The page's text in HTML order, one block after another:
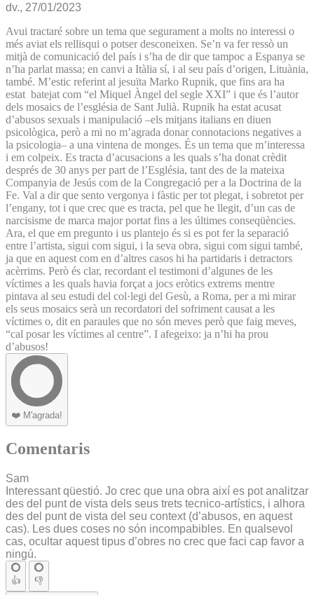
dv., 27/01/2023
Avui tractaré sobre un tema que segurament a molts no interessi o
més aviat els rellisqui o potser desconeixen. Se’n va fer ressò un
mitjà de comunicació del país i s’ha de dir que tampoc a Espanya se
n’ha parlat massa; en canvi a Itàlia sí, i al seu país d’origen, Lituània,
també. M’estic referint al jesuïta Marko Rupnik, que fins ara ha
estat batejat com “el Miquel Àngel del segle XXI” i que és l’autor
dels mosaics de l’església de Sant Julià. Rupnik ha estat acusat
d’abusos sexuals i manipulació –els mitjans italians en diuen
psicològica, però a mi no m’agrada donar connotacions negatives a
la psicologia– a una vintena de monges. És un tema que m’interessa
i em colpeix. Es tracta d’acusacions a les quals s’ha donat crèdit
després de 30 anys per part de l’Església, tant des de la mateixa
Companyia de Jesús com de la Congregació per a la Doctrina de la
Fe. Val a dir que sento vergonya i fàstic per tot plegat, i sobretot per
l’engany, tot i que crec que es tracta, pel que he llegit, d’un cas de
narcisisme de marca major portat fins a les últimes conseqüències.
Ara, el que em pregunto i us plantejo és si es pot fer la separació
entre l’artista, sigui com sigui, i la seva obra, sigui com sigui també,
ja que en aquest com en d’altres casos hi ha partidaris i detractors
acèrrims. Però és clar, recordant el testimoni d’algunes de les
víctimes a les quals havia forçat a jocs eròtics extrems mentre
pintava al seu estudi del col·legi del Gesù, a Roma, per a mi mirar
els seus mosaics serà un recordatori del sofriment causat a les
víctimes o, dit en paraules que no són meves però que faig meves,
“cal posar les víctimes al centre”. I afegeixo: ja n’hi ha prou
d’abusos!
❤️ M'agrada!
Comentaris
Sam
Interessant qüestió. Jo crec que una obra així es pot analitzar
des del punt de vista dels seus trets tecnico-artístics, i alhora
des del punt de vista del seu context (d’abusos, en aquest
cas). Les dues coses no són incompabibles. En qualsevol
cas, ocultar aquest tipus d’obres no crec que faci cap favor a
ningú.
👍 👎